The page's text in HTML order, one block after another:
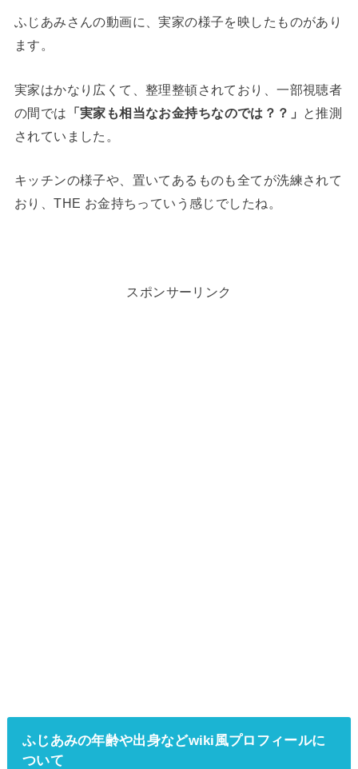
ふじあみさんの動画に、実家の様子を映したものがあり
ます。
実家はかなり広くて、整理整頓されており、一部視聴者
の間では 「実家も相当なお金持ちなのでは？？」
と推測
されていました。
キッチンの様子や、置いてあるものも全てが洗練されて
おり、THE お金持ちっていう感じでしたね。
スポンサーリンク
ふじあみの年齢や出身などwiki風プロフィールに
ついて